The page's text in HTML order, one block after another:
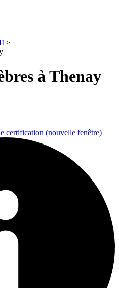
à Thenay
certification (nouvelle fenêtre)